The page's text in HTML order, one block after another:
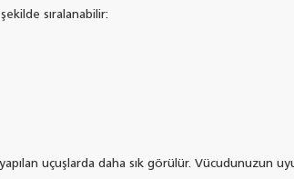
sıralanabilir:
uçuşlarda daha sık görülür. Vücudunuzun